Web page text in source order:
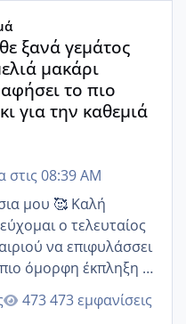
γέλια και ανεμελιά
ξανά γεμάτος
μακάρι
το πιο
για την καθεμιά
στις 08:39 AM
μου 🥰 Καλή
ο τελευταίος
να επιφυλάσσει
όμορφη έκπληξη 🧿
@Παρασκευαιδου
@Christi.D.
473 εμφανίσεις